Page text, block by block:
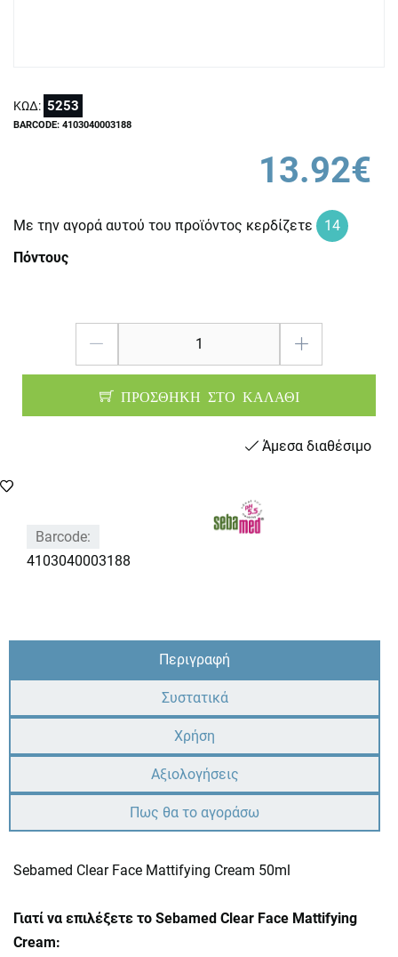
ΚΩΔ: 5253
BARCODE: 4103040003188
13.92€
Με την αγορά αυτού του προϊόντος κερδίζετε
14
Πόντους
ΠΡΟΣΘΗΚΗ ΣΤΟ ΚΑΛΑΘΙ
Άμεσα διαθέσιμο
Barcode:
4103040003188
Περιγραφή
Συστατικά
Χρήση
Αξιολογήσεις
Πως θα το αγοράσω
Sebamed Clear Face Mattifying Cream 50ml
Γιατί να επιλέξετε το Sebamed Clear Face Mattifying
Cream: